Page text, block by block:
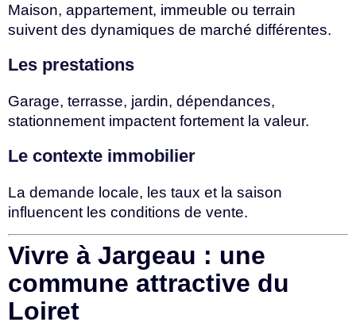
Maison, appartement, immeuble ou terrain
suivent des dynamiques de marché différentes.
Les prestations
Garage, terrasse, jardin, dépendances,
stationnement impactent fortement la valeur.
Le contexte immobilier
La demande locale, les taux et la saison
influencent les conditions de vente.
Vivre à Jargeau : une
commune attractive du
Loiret